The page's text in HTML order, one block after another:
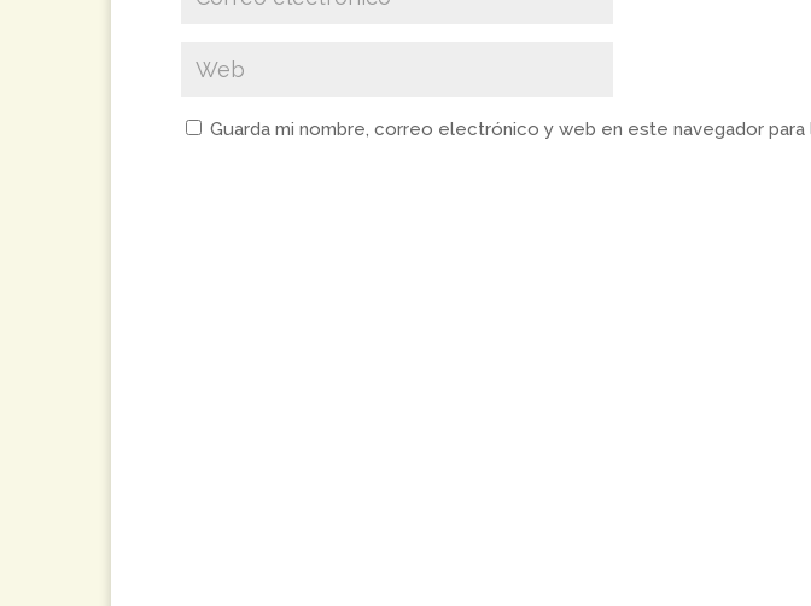
Guarda mi nombre, correo electrónico y web en este navegador